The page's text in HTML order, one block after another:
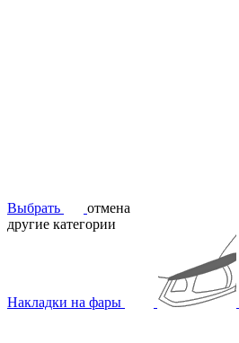
Выбрать
отмена
другие категории
Накладки на фары